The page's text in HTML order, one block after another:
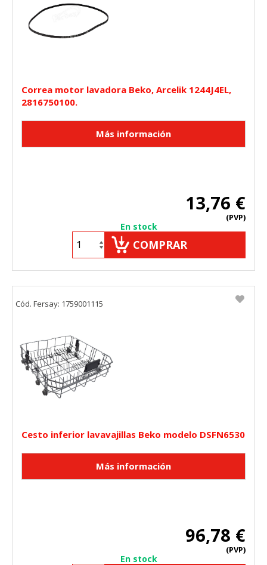
Correa motor lavadora Beko, Arcelik 1244J4EL,
2816750100.
13,76 €
(PVP)
En stock
COMPRAR
Cesto inferior lavavajillas Beko modelo DSFN6530
96,78 €
(PVP)
En stock
Cód. Fersay: 1759001115